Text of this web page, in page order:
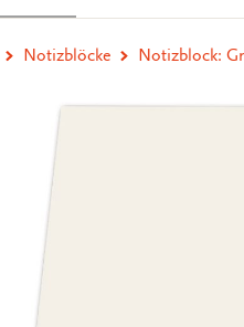
Notizblöcke Notizblock: